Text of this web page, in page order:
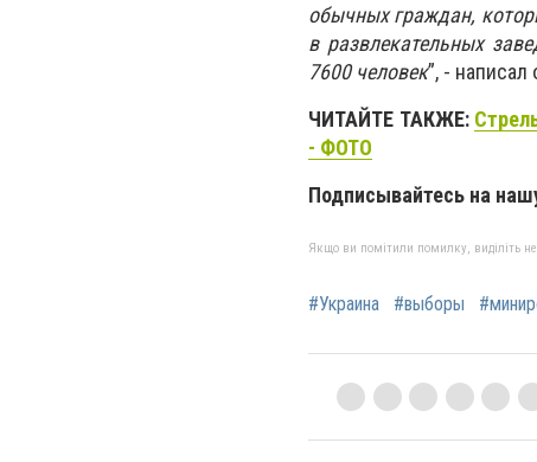
обычных граждан,
в развлекательных
7600 человек”, - написал
ЧИТАЙТЕ ТАКЖЕ:
- ФОТО
Подписывайтесь на
Якщо ви помітили помилку, виділіть
#Украина #выборы